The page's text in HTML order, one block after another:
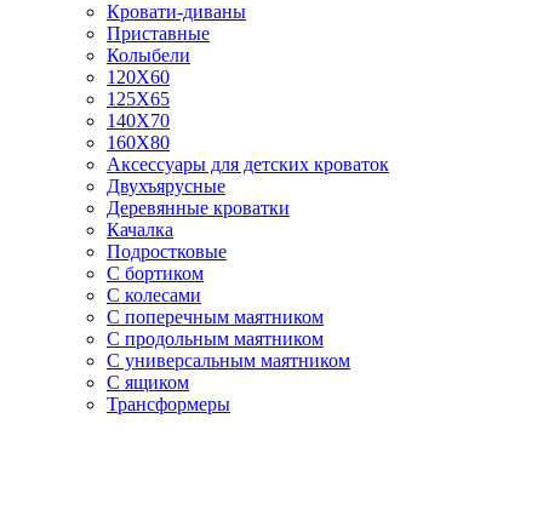
Кровати-диваны
Приставные
Колыбели
120Х60
125X65
140Х70
160Х80
Аксессуары для детских кроваток
Двухъярусные
Деревянные кроватки
Качалка
Подростковые
С бортиком
С колесами
С поперечным маятником
С продольным маятником
С универсальным маятником
С ящиком
Трансформеры